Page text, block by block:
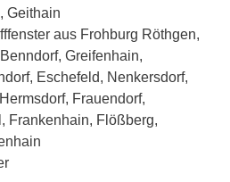
Geithain
aus Frohburg Röthgen,
Greifenhain,
Eschefeld, Nenkersdorf,
Frauendorf,
Frankenhain, Flößberg,